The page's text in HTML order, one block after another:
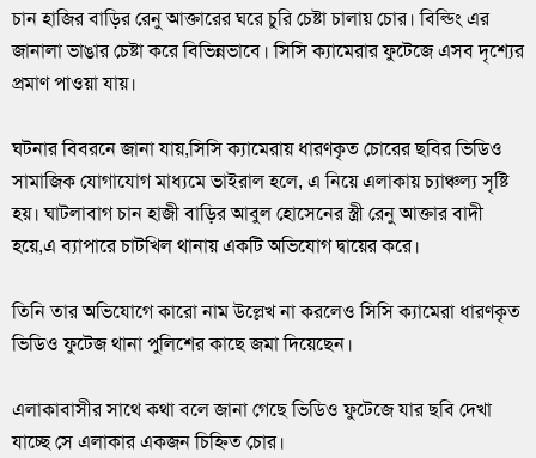
চান হাজির বাড়ির রেনু আক্তারের ঘরে চুরি চেষ্টা চালায় চোর। বিল্ডিং এর
জানালা ভাঙার চেষ্টা করে বিভিন্নভাবে। সিসি ক্যামেরার ফুটেজে এসব দৃশ্যের
প্রমাণ পাওয়া যায়।
ঘটনার বিবরনে জানা যায়,সিসি ক্যামেরায় ধারণকৃত চোরের ছবির ভিডিও
সামাজিক যোগাযোগ মাধ্যমে ভাইরাল হলে, এ নিয়ে এলাকায় চ্যাঞ্চল্য সৃষ্টি
হয়। ঘাটলাবাগ চান হাজী বাড়ির আবুল হোসেনের স্ত্রী রেনু আক্তার বাদী
হয়ে,এ ব্যাপারে চাটখিল থানায় একটি অভিযোগ দ্বায়ের করে।
তিনি তার অভিযোগে কারো নাম উল্লেখ না করলেও সিসি ক্যামেরা ধারণকৃত
ভিডিও ফুটেজ থানা পুলিশের কাছে জমা দিয়েছেন।
এলাকাবাসীর সাথে কথা বলে জানা গেছে ভিডিও ফুটেজে যার ছবি দেখা
যাচ্ছে সে এলাকার একজন চিহ্নিত চোর।